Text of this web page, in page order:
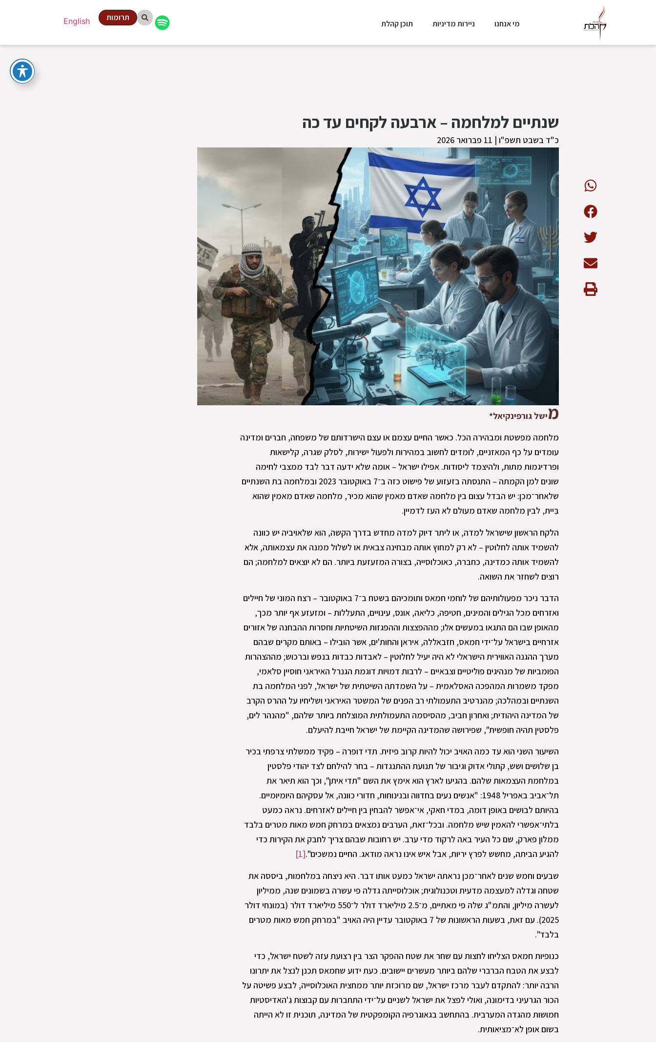
מי אנחנו ניירות מדיניות תוכן קהלת English תרומות
שנתיים למלחמה – ארבעה לקחים עד כה
כ"ד בשבט תשפ"ו | 11 פברואר 2026
מישל גורפינקיאל*
מלחמה מפשטת ומבהירה הכל. כאשר החיים עצמם או עצם הישרדותם של משפחה, חברים ומדינה
עומדים על כף המאזניים, לומדים לחשוב במהירות ולפעול ישירות, לסלק שגרה, קלישאות
ופרדיגמות מתות, ולהיצמד ליסודות. אפילו ישראל – אומה שלא ידעה דבר לבד ממצבי לחימה
שונים למן הקמתה – התנסתה בזעזוע של פישוט כזה ב־7 באוקטובר 2023 ובמלחמה בת השנתיים
שלאחר־מכן: יש הבדל עצום בין מלחמה שאדם מאמין שהוא מכיר, מלחמה שאדם מאמין שהוא
בִּיית, לבין מלחמה שאדם מעולם לא העז לדמיין.
הלקח הראשון שישראל למדה, או ליתר דיוק למדה מחדש בדרך הקשה, הוא שלאויביה יש כוונה
להשמיד אותה לחלוטין – לא רק למחוץ אותה מבחינה צבאית או לשלול ממנה את עצמאותה, אלא
להשמיד אותה כמדינה, כחברה, כאוכלוסייה, בצורה המזעזעת ביותר. הם לא יוצאים למלחמה; הם
רוצים לשחזר את השואה.
הדבר ניכר מפעולותיהם של לוחמי חמאס ותומכיהם בשטח ב־7 באוקטובר – רצח המוני של חיילים
ואזרחים מכל הגילים והמינים, חטיפה, כליאה, אונס, עינויים, התעללות – ומזעזע אף יותר מכך,
מהאופן שבו הם התגאו במעשים אלו; מההפצצות וההפגזות השיטתיות וחסרות ההבחנה של אזורים
אזרחיים בישראל על־ידי חמאס, חזבאללה, איראן והחות'ים, אשר הובילו – באותם מקרים שבהם
מערך ההגנה האווירית הישראלי לא היה יעיל לחלוטין – לאבדות כבדות בנפש וברכוש; מההצהרות
הפומביות של מנהיגים פוליטיים וצבאיים – לרבות דמויות דוגמת הגנרל האיראני חוסיין סלאמי,
מפקד משמרות המהפכה האסלאמית – על השמדתה השיטתית של ישראל, לפני המלחמה בת
השנתיים ובמהלכה; מהנרטיב התעמולתי רב הפנים של המשטר האיראני ושליחיו על ההרס הקרב
של המדינה היהודית; ואחרון חביב, מהסיסמה התעמולתית המוצלחת ביותר שלהם, "מהנהר לים,
פלסטין תהיה חופשית", שפירושה שהמדינה הקיימת של ישראל חייבת להיעלם.
השיעור השני הוא עד כמה האויב יכול להיות קרוב פיזית. תדי דופרה – פקיד ממשלתי צרפתי בכיר
בן שלושים ושש, קתולי אדוק וגיבור של תנועת ההתנגדות – בחר להילחם לצד יהודי פלסטין
במלחמת העצמאות שלהם. בהגיעו לארץ הוא אימץ את השם "תדי איתן", וכך הוא תיאר את
תל־אביב באפריל 1948: "אנשים נעים בחדווה ובנינוחות, חדורי כוונה, אל עסקיהם היומיומיים.
בהיותם לבושים באופן דומה, במדי חאקי, אי־אפשר להבחין בין חיילים לאזרחים. נראה כמעט
בלתי־אפשרי להאמין שיש מלחמה. ובכל־זאת, הערבים נמצאים במרחק חמש מאות מטרים בלבד
ממלון פארק, שם כל העיר באה לרקוד מדי ערב. יש רחובות שבהם צריך לחבק את הקירות כדי
להגיע הביתה, מחשש לפרץ יריות, אבל איש אינו נראה מודאג. החיים נמשכים".[1]
שבעים וחמש שנים לאחר־מכן נראתה ישראל כמעט אותו דבר. היא ניצחה במלחמות, ביססה את
שטחה וגדלה למעצמה מדעית וטכנולוגית; אוכלוסייתה גדלה פי עשרה בשמונים שנה, ממיליון
לעשרה מיליון, והתמ"ג שלה פי מאתיים, מ־2.5 מיליארד דולר ל־550 מיליארד דולר (במונחי דולר
2025). עם זאת, בשעות הראשונות של 7 באוקטובר עדיין היה האויב "במרחק חמש מאות מטרים
בלבד".
כנופיות חמאס הצליחו לחצות עם שחר את שטח ההפקר הצר בין רצועת עזה לשטח ישראל, כדי
לבצע את הטבח הברברי שלהם ביותר מעשרים יישובים. כעת ידוע שחמאס תכנן לנצל את יתרונו
הרבה יותר: להתקדם לעבר מרכז ישראל, שם מרוכזת יותר ממחצית האוכלוסייה, לבצע פשיטה על
הכור הגרעיני בדימונה, ואולי לפצל את ישראל לשניים על־ידי התחברות עם קבוצות גִ'האדיסטיות
חמושות מהגדה המערבית. בהתחשב בגאוגרפיה הקומפקטית של המדינה, תוכנית זו לא הייתה
בשום אופן לא־מציאותית.